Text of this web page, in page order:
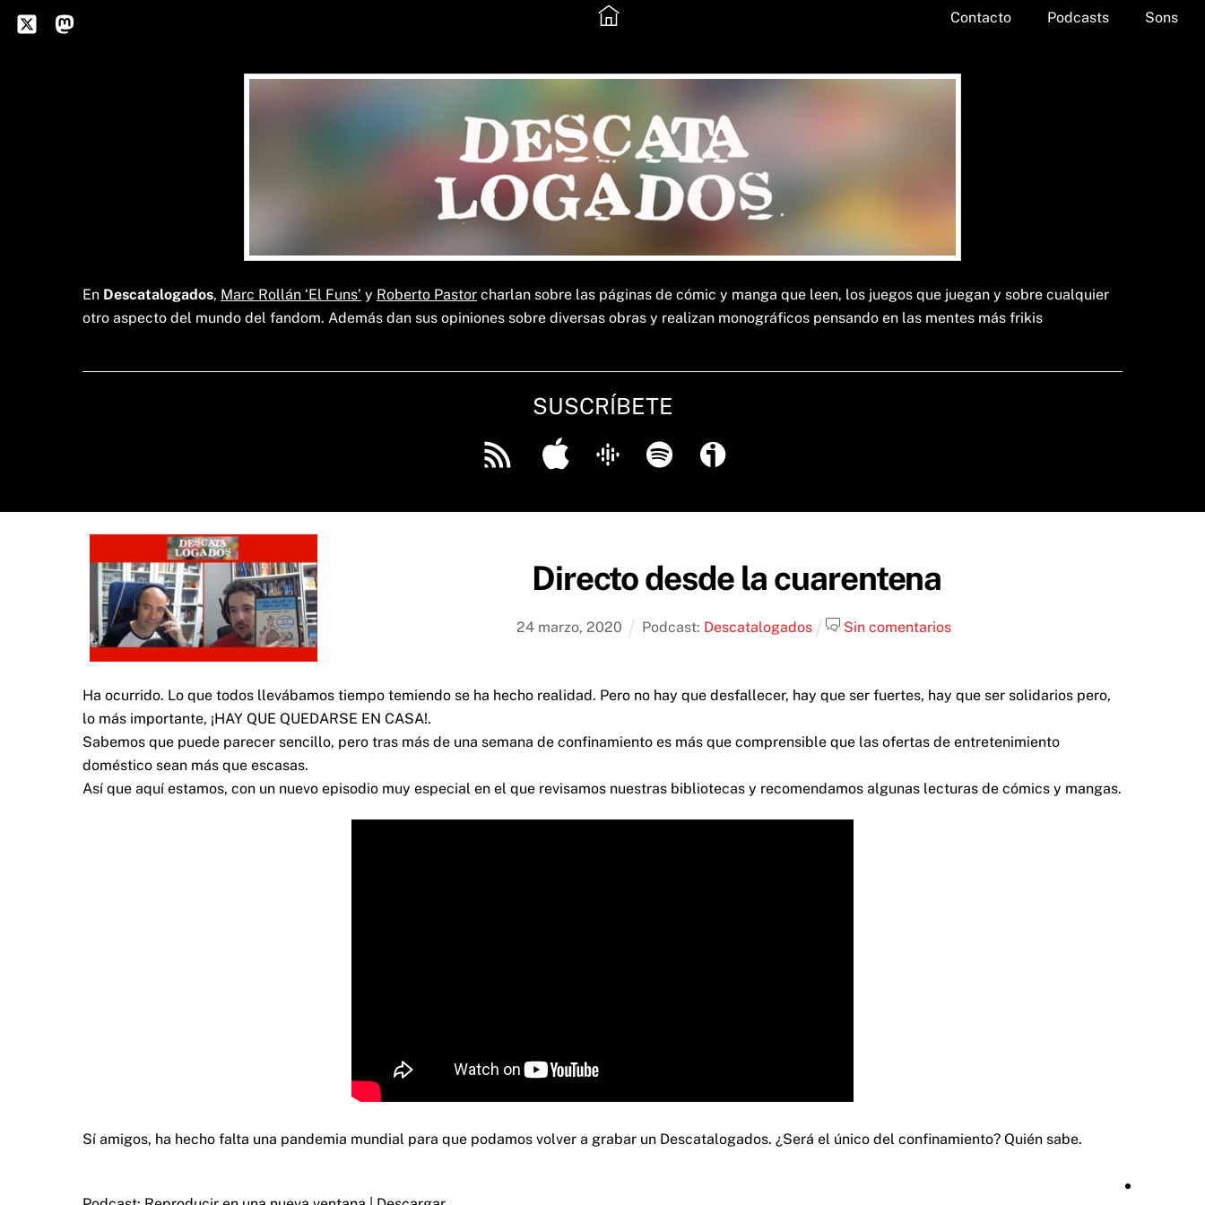
Skip
Icon
Mastodon
Contacto Podcasts Sons
En Descatalogados, Marc Rollán ‘El Funs’ y Roberto Pastor charlan sobre las páginas de cómic y manga que leen, los juegos que juegan y sobre cualquier
otro aspecto del mundo del fandom. Además dan sus opiniones sobre diversas obras y realizan monográficos pensando en las mentes más frikis
SUSCRÍBETE
Feed
Apple
Google
Spotify
Directo desde la cuarentena
24 marzo, 2020 Podcast: Descatalogados Sin comentarios
Ha ocurrido. Lo que todos llevábamos tiempo temiendo se ha hecho realidad. Pero no hay que desfallecer, hay que ser fuertes, hay que ser solidarios pero,
lo más importante, ¡HAY QUE QUEDARSE EN CASA!.
Sabemos que puede parecer sencillo, pero tras más de una semana de confinamiento es más que comprensible que las ofertas de entretenimiento
doméstico sean más que escasas.
Así que aquí estamos, con un nuevo episodio muy especial en el que revisamos nuestras bibliotecas y recomendamos algunas lecturas de cómics y mangas.
Sí amigos, ha hecho falta una pandemia mundial para que podamos volver a grabar un Descatalogados. ¿Será el único del confinamiento? Quién sabe.